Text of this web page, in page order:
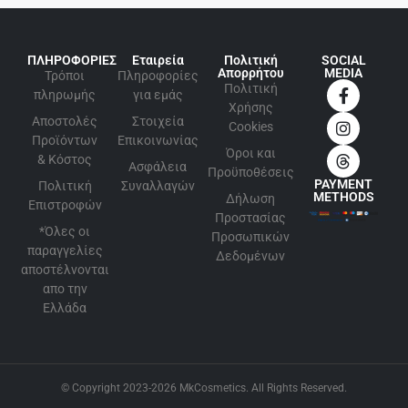
ΠΛΗΡΟΦΟΡΙΕΣ
Τρόποι
πληρωμής
Αποστολές
Προϊόντων
& Κόστος
Πολιτική
Επιστροφών
*Όλες οι
παραγγελίες
αποστέλνονται
απο την
Ελλάδα
Εταιρεία
Πληροφορίες
για εμάς
Στοιχεία
Επικοινωνίας
Ασφάλεια
Συναλλαγών
Πολιτική
Απορρήτου
Πολιτική
Xρήσης
Cookies
Όροι και
Προϋποθέσεις
Δήλωση
Προστασίας
Προσωπικών
Δεδομένων
SOCIAL
MEDIA
PAYMENT
METHODS
© Copyright 2023-2026 MkCosmetics. All Rights Reserved.